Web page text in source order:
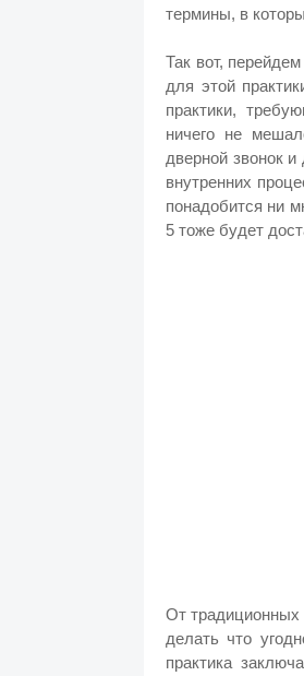
термины, в
Так вот,
для этой
практики,
ничего не
дверной звонок
внутренних
понадобится ни
5 тоже будет
От традиционных
делать что
практика